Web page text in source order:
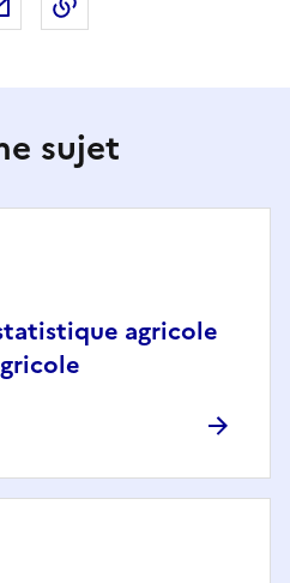
X (anciennement Twitter)
sur LinkedIn
Partager par email
sujet
agricole